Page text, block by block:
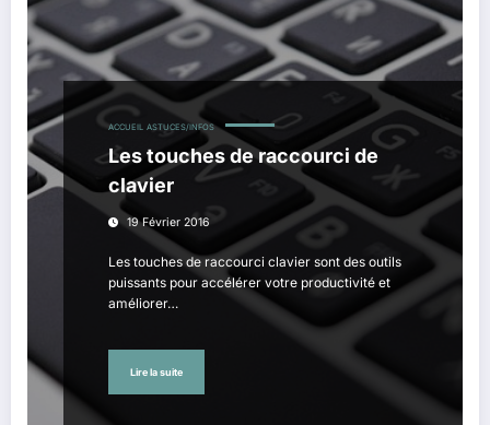
ACCUEIL ASTUCES/INFOS
Les touches de raccourci de
clavier
19 Février 2016
Les touches de raccourci clavier sont des outils
puissants pour accélérer votre productivité et
améliorer…
Lire la suite